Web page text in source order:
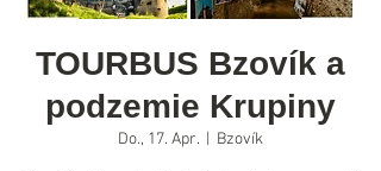
TOURBUS Bzovík a
podzemie Krupiny
Do., 17. Apr. Bzovík